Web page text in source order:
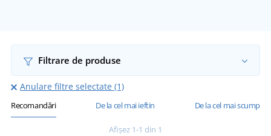
Filtrare de produse
Anulare filtre selectate (1)
Recomandări De la cel mai ieftin De la cel mai scump
Afișez 1-1 din 1